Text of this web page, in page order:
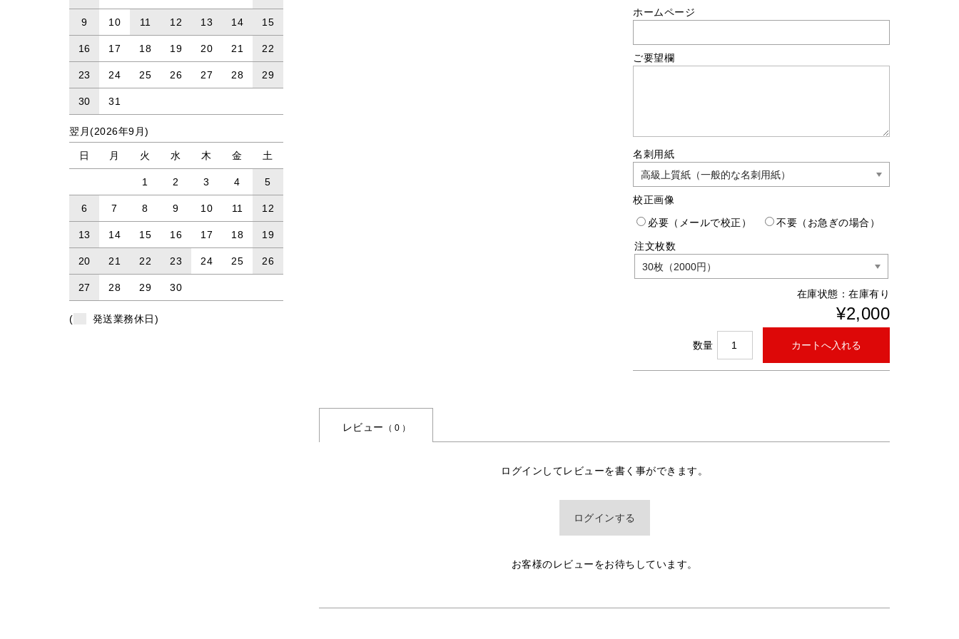
ホームページ
ご要望欄
名刺用紙
校正画像
必要（メールで校正）
不要（お急ぎの場合）
注文枚数
在庫状態： 在庫有り
¥2,000
数量
レビュー （ 0 ）
ログインしてレビューを書く事ができます。
ログインする
お客様のレビューをお待ちしています。
9 10 11 12 13 14 15
16 17 18 19 20 21 22
23 24 25 26 27 28 29
30 31
翌月(2026年9月)
日 月 火 水 木 金 土
1 2 3 4 5
6 7 8 9 10 11 12
13 14 15 16 17 18 19
20 21 22 23 24 25 26
27 28 29 30
( 発送業務休日)